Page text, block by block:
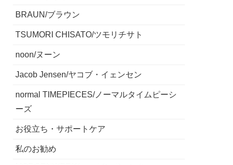
BRAUN/ブラウン
TSUMORI CHISATO/ツモリチサト
noon/ヌーン
Jacob Jensen/ヤコブ・イェンセン
normal TIMEPIECES/ノーマルタイムピーシ
ーズ
お役立ち・サポートケア
私のお勧め